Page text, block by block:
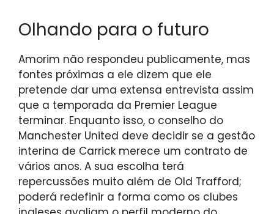
Olhando para o futuro
Amorim não respondeu publicamente, mas
fontes próximas a ele dizem que ele
pretende dar uma extensa entrevista assim
que a temporada da Premier League
terminar. Enquanto isso, o conselho do
Manchester United deve decidir se a gestão
interina de Carrick merece um contrato de
vários anos. A sua escolha terá
repercussões muito além de Old Trafford;
poderá redefinir a forma como os clubes